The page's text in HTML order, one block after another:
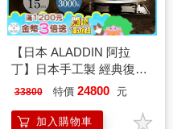
【日本 ALADDIN 阿拉
丁】日本手工製 經典復古
款 煤油暖爐/煤油爐 BF-
33800 特價 24800 元
加入購物車